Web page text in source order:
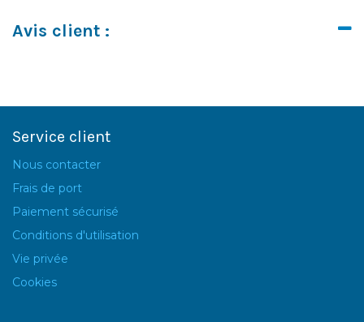
Avis client :
Service client
Nous contacter
Frais de port
Paiement sécurisé
Conditions d'utilisation
Vie privée
Cookies